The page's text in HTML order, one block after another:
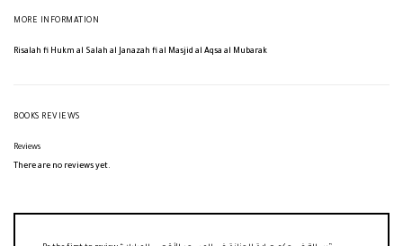
MORE INFORMATION
Risalah fi Hukm al Salah al Janazah fi al Masjid al Aqsa al Mubarak
BOOKS REVIEWS
Reviews
There are no reviews yet.